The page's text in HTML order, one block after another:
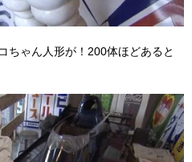
ちゃん人形が！200体ほどあると